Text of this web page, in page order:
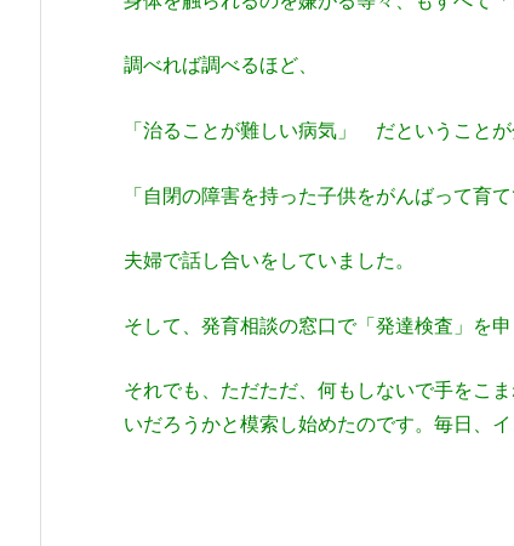
調べれば調べるほど、
「治ることが難しい病気」 だということが
「自閉の障害を持った子供をがんばって育
夫婦で話し合いをしていました。
そして、発育相談の窓口で「発達検査」を
それでも、ただただ、何もしないで手をこ
いだろうかと模索し始めたのです。毎日、